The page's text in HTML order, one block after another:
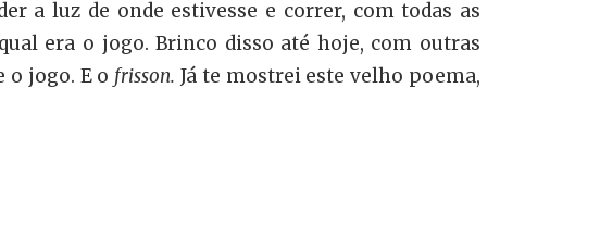
a luz de onde estivesse e correr, com todas as
era o jogo. Brinco disso até hoje, com outras
o jogo. E o frisson.Já te mostrei este velho poema,